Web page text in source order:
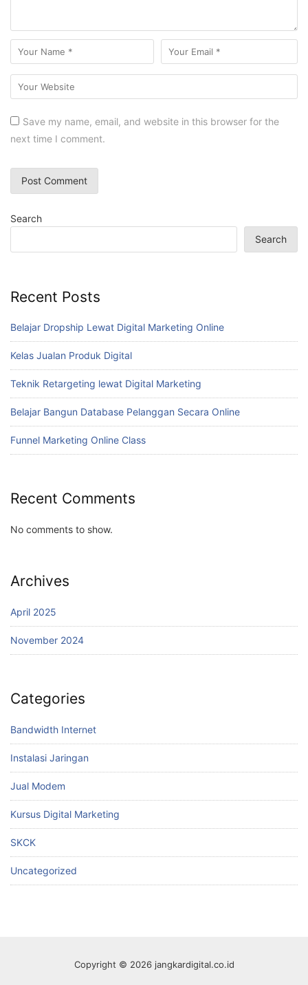
Save my name, email, and website in this browser for the
next time I comment.
Search
Search
Recent Posts
Belajar Dropship Lewat Digital Marketing Online
Kelas Jualan Produk Digital
Teknik Retargeting lewat Digital Marketing
Belajar Bangun Database Pelanggan Secara Online
Funnel Marketing Online Class
Recent Comments
No comments to show.
Archives
April 2025
November 2024
Categories
Bandwidth Internet
Instalasi Jaringan
Jual Modem
Kursus Digital Marketing
SKCK
Uncategorized
Copyright © 2026 jangkardigital.co.id